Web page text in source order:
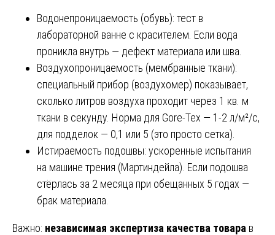
Водонепроницаемость (обувь): тест в
лабораторной ванне с красителем. Если вода
проникла внутрь — дефект материала или шва.
Воздухопроницаемость (мембранные ткани):
специальный прибор (воздухомер) показывает,
сколько литров воздуха проходит через 1 кв. м
ткани в секунду. Норма для Gore-Tex — 1-2 л/м²/с,
для подделок — 0,1 или 5 (это просто сетка).
Истираемость подошвы: ускоренные испытания
на машине трения (Мартиндейла). Если подошва
стёрлась за 2 месяца при обещанных 5 годах —
брак материала.
Важно: независимая экспертиза качества товара в